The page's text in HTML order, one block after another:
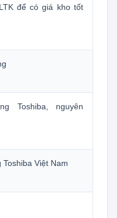
Trọng?
+ PWM):
Độc Đáo
Enzym
để có giá kho tốt
Toshiba, nguyên
Toshiba Việt Nam